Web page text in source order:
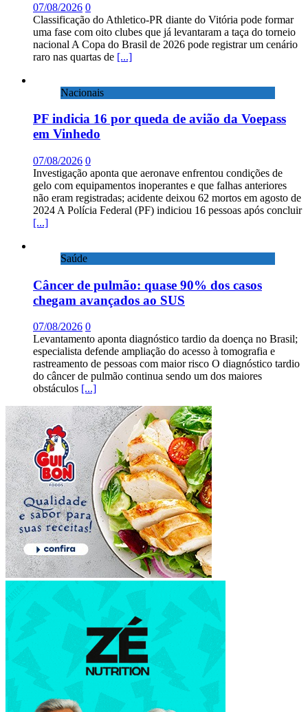
07/08/2026 0
Classificação do Athletico-PR diante do Vitória pode formar
uma fase com oito clubes que já levantaram a taça do torneio
nacional A Copa do Brasil de 2026 pode registrar um cenário
raro nas quartas de [...]
Nacionais
PF indicia 16 por queda de avião da Voepass
em Vinhedo
07/08/2026 0
Investigação aponta que aeronave enfrentou condições de
gelo com equipamentos inoperantes e que falhas anteriores
não eram registradas; acidente deixou 62 mortos em agosto de
2024 A Polícia Federal (PF) indiciou 16 pessoas após concluir
[...]
Saúde
Câncer de pulmão: quase 90% dos casos
chegam avançados ao SUS
07/08/2026 0
Levantamento aponta diagnóstico tardio da doença no Brasil;
especialista defende ampliação do acesso à tomografia e
rastreamento de pessoas com maior risco O diagnóstico tardio
do câncer de pulmão continua sendo um dos maiores
obstáculos [...]